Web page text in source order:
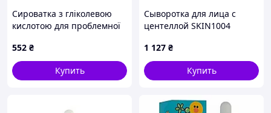
Сироватка з гліколевою
кислотою для проблемної
Serum Cos De Baha 30 мл
8153T44AM1
552 ₴
Купить
Сыворотка для лица с
центеллой SKIN1004
Ampoule 100 мл D12-2026
1 127 ₴
Купить